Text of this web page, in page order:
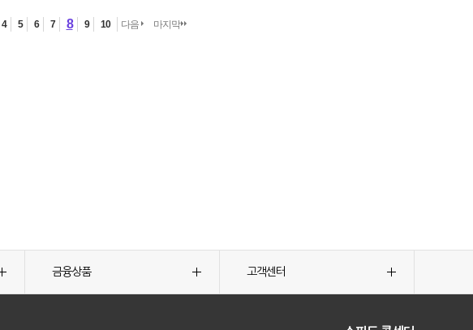
4 5 6 7 8 9 10 다음 마지막
금융상품 고객센터